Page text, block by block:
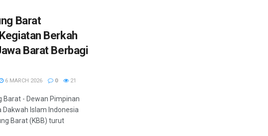
Barat
Berkah
Barat Berbagi
6 MARCH 2026 0 21
Barat - Dewan Pimpinan
Dakwah Islam Indonesia
Barat (KBB) turut